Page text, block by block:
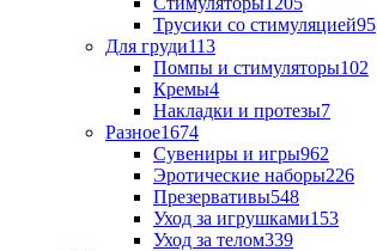
Трусики со стимуляцией95
Для груди113
Помпы и стимуляторы102
Кремы4
Накладки и протезы7
Разное1674
Сувениры и игры962
Эротические наборы226
Презервативы548
Уход за игрушками153
Уход за телом339